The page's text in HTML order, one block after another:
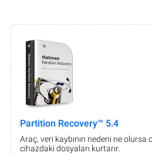
Partition Recovery™ 5.4
Araç, veri kaybının nedeni ne olursa
cihazdaki dosyaları kurtarır.